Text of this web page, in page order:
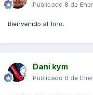
Publicado 8 de
Bienvenido al foro.
Dani kym
Publicado 8 de